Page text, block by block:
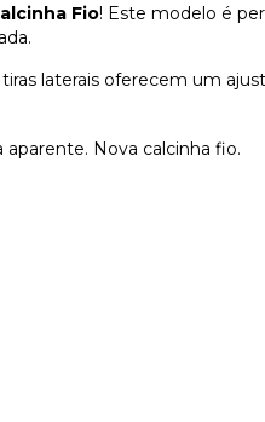
Fio! Este modelo é
laterais oferecem um
Nova calcinha fio.